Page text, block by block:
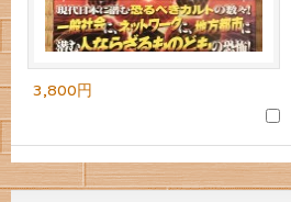
3,800円